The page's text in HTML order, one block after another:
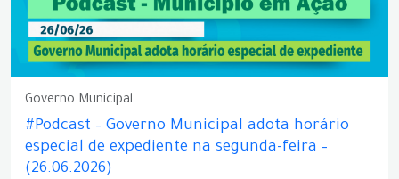
Governo Municipal
#Podcast – Governo Municipal adota horário
especial de expediente na segunda-feira –
(26.06.2026)